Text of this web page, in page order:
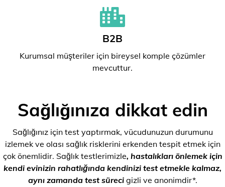
B2B
Kurumsal müşteriler için bireysel komple çözümler
mevcuttur.
Sağlığınıza dikkat edin
Sağlığınız için test yaptırmak, vücudunuzun durumunu
izlemek ve olası sağlık risklerini erkenden tespit etmek için
çok önemlidir. Sağlık testlerimizle, hastalıkları önlemek için
kendi evinizin rahatlığında kendinizi test etmekle kalmaz,
aynı zamanda test süreci gizli ve anonimdir*.